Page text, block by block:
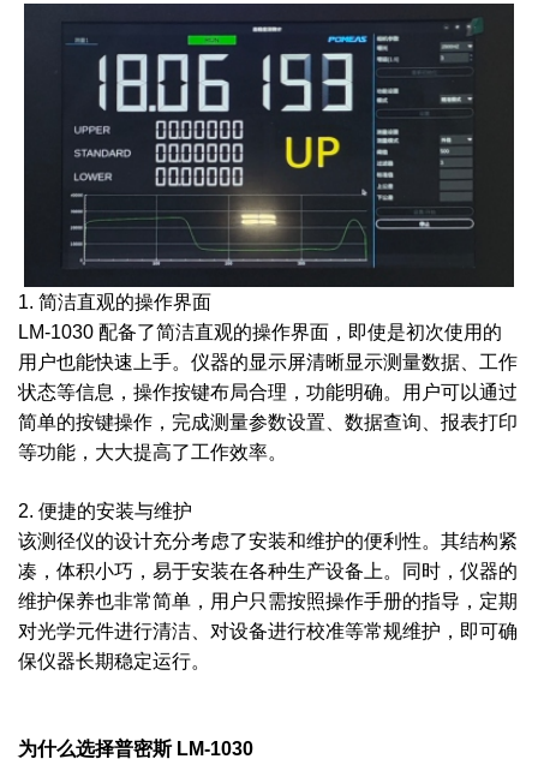
1. 简洁直观的操作界面
LM-1030 配备了简洁直观的操作界面，即使是初次使用的
用户也能快速上手。仪器的显示屏清晰显示测量数据、工作
状态等信息，操作按键布局合理，功能明确。用户可以通过
简单的按键操作，完成测量参数设置、数据查询、报表打印
等功能，大大提高了工作效率。
2. 便捷的安装与维护
该测径仪的设计充分考虑了安装和维护的便利性。其结构紧
凑，体积小巧，易于安装在各种生产设备上。同时，仪器的
维护保养也非常简单，用户只需按照操作手册的指导，定期
对光学元件进行清洁、对设备进行校准等常规维护，即可确
保仪器长期稳定运行。
为什么选择普密斯 LM-1030